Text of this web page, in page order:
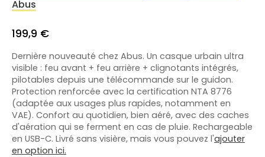
Abus
199,9 €
Dernière nouveauté chez Abus. Un casque urbain ultra
visible : feu avant + feu arrière + clignotants intégrés,
pilotables depuis une télécommande sur le guidon.
Protection renforcée avec la certification NTA 8776
(adaptée aux usages plus rapides, notamment en
VAE). Confort au quotidien, bien aéré, avec des caches
d'aération qui se ferment en cas de pluie. Rechargeable
en USB-C. Livré sans visière, mais vous pouvez l'ajouter
en option ici.